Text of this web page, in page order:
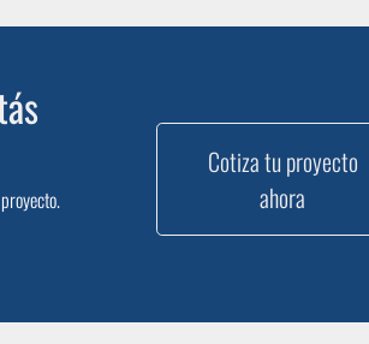
Cotiza tu proyecto
ahora